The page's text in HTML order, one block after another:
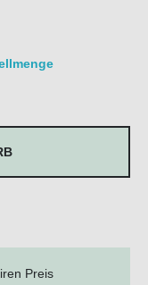
ein oder
Preis